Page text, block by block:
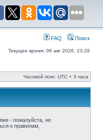
FAQ Поиск
Текущее время: 06 авг 2026, 23:28
Часовой пояс: UTC + 3 часа
- пожалуйста, не
к правилам,